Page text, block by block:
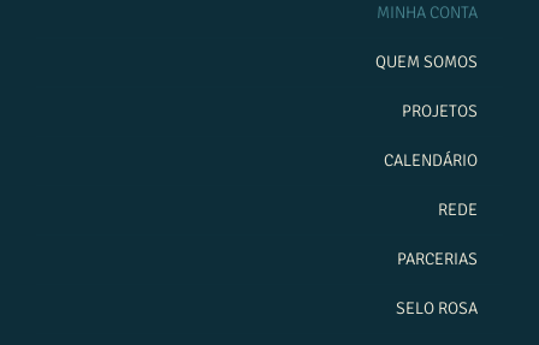
MINHA CONTA
QUEM SOMOS
PROJETOS
CALENDÁRIO
REDE
PARCERIAS
SELO ROSA